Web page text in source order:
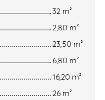
32 m²
2,80 m²
23,50 m²
6,80 m²
16,20 m²
26 m²